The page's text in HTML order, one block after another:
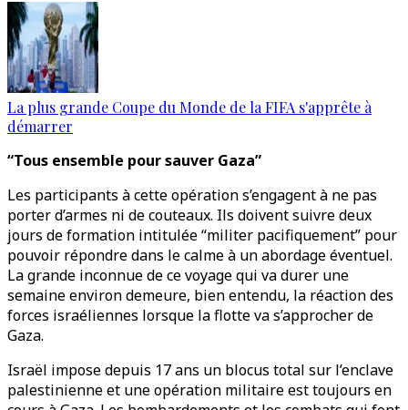
La plus grande Coupe du Monde de la FIFA s'apprête à
démarrer
“Tous ensemble pour sauver Gaza”
Les participants à cette opération s’engagent à ne pas
porter d’armes ni de couteaux. Ils doivent suivre deux
jours de formation intitulée “militer pacifiquement” pour
pouvoir répondre dans le calme à un abordage éventuel.
La grande inconnue de ce voyage qui va durer une
semaine environ demeure, bien entendu, la réaction des
forces israéliennes lorsque la flotte va s’approcher de
Gaza.
Israël impose depuis 17 ans un blocus total sur l’enclave
palestinienne et une opération militaire est toujours en